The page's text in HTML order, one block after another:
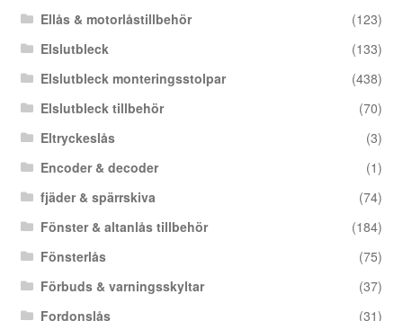
Ellås & motorlåstillbehör
(123)
Elslutbleck
(133)
Elslutbleck monteringsstolpar
(438)
Elslutbleck tillbehör
(70)
Eltryckeslås
(3)
Encoder & decoder
(1)
fjäder & spärrskiva
(74)
Fönster & altanlås tillbehör
(184)
Fönsterlås
(75)
Förbuds & varningsskyltar
(37)
Fordonslås
(31)